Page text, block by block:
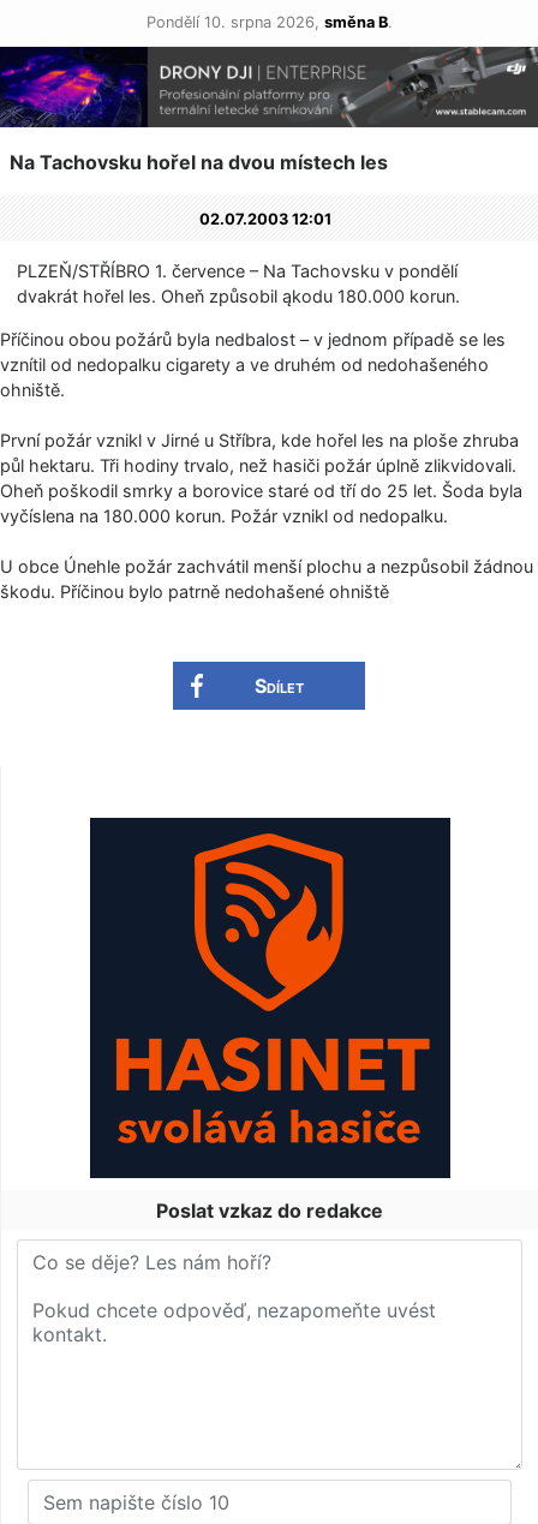
Pondělí 10. srpna 2026, směna B.
Na Tachovsku hořel na dvou místech les
02.07.2003 12:01
PLZEŇ/STŘÍBRO 1. července – Na Tachovsku v pondělí
dvakrát hořel les. Oheň způsobil ąkodu 180.000 korun.
Příčinou obou požárů byla nedbalost – v jednom případě se les
vznítil od nedopalku cigarety a ve druhém od nedohašeného
ohniště.
První požár vznikl v Jirné u Stříbra, kde hořel les na ploše zhruba
půl hektaru. Tři hodiny trvalo, než hasiči požár úplně zlikvidovali.
Oheň poškodil smrky a borovice staré od tří do 25 let. Šoda byla
vyčíslena na 180.000 korun. Požár vznikl od nedopalku.
U obce Únehle požár zachvátil menší plochu a nezpůsobil žádnou
škodu. Příčinou bylo patrně nedohašené ohniště
Sdílet
Poslat vzkaz do redakce